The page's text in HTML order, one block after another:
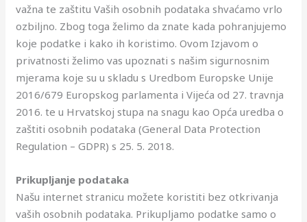
važna te zaštitu Vaših osobnih podataka shvaćamo vrlo
ozbiljno. Zbog toga želimo da znate kada pohranjujemo
koje podatke i kako ih koristimo. Ovom Izjavom o
privatnosti želimo vas upoznati s našim sigurnosnim
mjerama koje su u skladu s Uredbom Europske Unije
2016/679 Europskog parlamenta i Vijeća od 27. travnja
2016. te u Hrvatskoj stupa na snagu kao Opća uredba o
zaštiti osobnih podataka (General Data Protection
Regulation – GDPR) s 25. 5. 2018.
Prikupljanje podataka
Našu internet stranicu možete koristiti bez otkrivanja
vaših osobnih podataka. Prikupljamo podatke samo o